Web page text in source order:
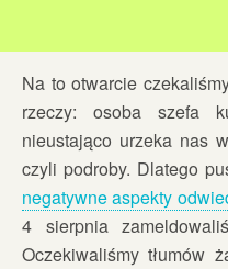
Na to otwarcie
rzeczy: osoba szefa
nieustająco urzeka nas
czyli podroby. Dlatego
negatywne aspekty
4 sierpnia
Oczekiwaliśmy tłumów